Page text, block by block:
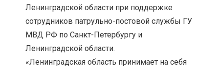
Ленинградской области при поддержке
сотрудников патрульно-постовой службы ГУ
МВД РФ по Санкт-Петербургу и
Ленинградской области.
«Ленинградская область принимает на себя